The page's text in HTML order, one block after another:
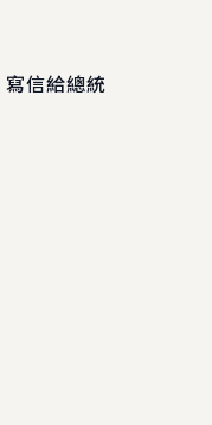
寫信給總統